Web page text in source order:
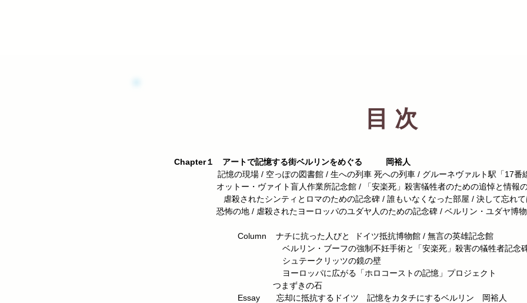
目 次
Chapter１ アートで記憶する街ベルリンをめぐる 岡裕人
記憶の現場 / 空っぽの図書館 / 生への列車 死への列車 / グルーネヴァルト駅「17番
オットー・ヴァイト盲人作業所記念館 / 「安楽死」殺害犠牲者のための追悼と情報
虐殺されたシンティと ロマのための記念碑 / 誰もいなくなった部屋 / 決して忘れ
恐怖の地 / 虐殺されたヨーロッパのユダヤ人のための記念碑 / ベルリン・ユダヤ博
Column ナチに抗った人びと ドイツ抵抗博物館 / 無言の英雄記念館
ベルリン・ブーフの強制不妊手術と「安楽死」殺害の犠牲者記念
シュテークリッツの鏡の壁
​ ヨーロッパに広がる「ホロコーストの記憶」プロジェクト
つまずきの石
Essay 忘却に抵抗するドイツ 記憶をカタチにするベルリン 岡裕人